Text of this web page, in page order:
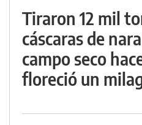
Tiraron 12 mil
cáscaras de
campo seco
floreció un